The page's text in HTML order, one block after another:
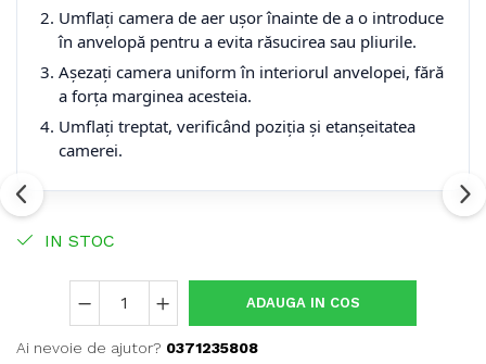
Umflați camera de aer ușor înainte de a o introduce
în anvelopă pentru a evita răsucirea sau pliurile.
Așezați camera uniform în interiorul anvelopei, fără
a forța marginea acesteia.
Umflați treptat, verificând poziția și etanșeitatea
camerei.
IN STOC
ADAUGA IN COS
Ai nevoie de ajutor? 0371235808